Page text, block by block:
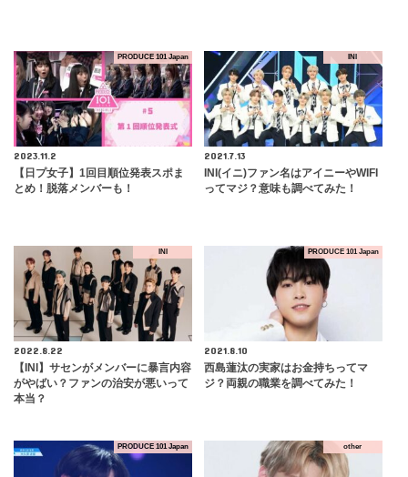
PRODUCE 101 Japan
2023.11.2
【日プ女子】1回目順位発表スポま
とめ！脱落メンバーも！
INI
2021.7.13
INI(イニ)ファン名はアイニーやWIFI
ってマジ？意味も調べてみた！
INI
2022.8.22
【INI】サセンがメンバーに暴言内容
がやばい？ファンの治安が悪いって
本当？
PRODUCE 101 Japan
2021.8.10
西島蓮汰の実家はお金持ちってマ
ジ？両親の職業を調べてみた！
PRODUCE 101 Japan other